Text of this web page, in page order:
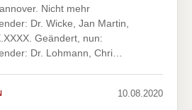
Nicht mehr
Dr. Wicke, Jan Martin,
Geändert, nun:
Dr. Lohmann, Chri…
10.08.2020